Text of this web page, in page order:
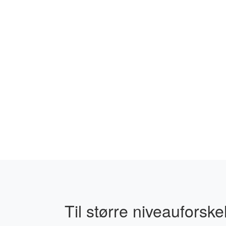
Til større